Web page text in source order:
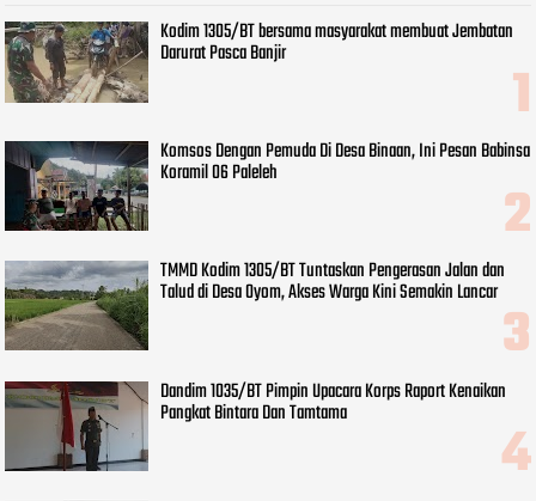
Kodim 1305/BT bersama masyarakat membuat Jembatan
Darurat Pasca Banjir
Komsos Dengan Pemuda Di Desa Binaan, Ini Pesan Babinsa
Koramil 06 Paleleh
TMMD Kodim 1305/BT Tuntaskan Pengerasan Jalan dan
Talud di Desa Oyom, Akses Warga Kini Semakin Lancar
Dandim 1035/BT Pimpin Upacara Korps Raport Kenaikan
Pangkat Bintara Dan Tamtama